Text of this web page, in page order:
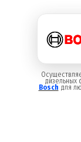
дизельных
Bosch для